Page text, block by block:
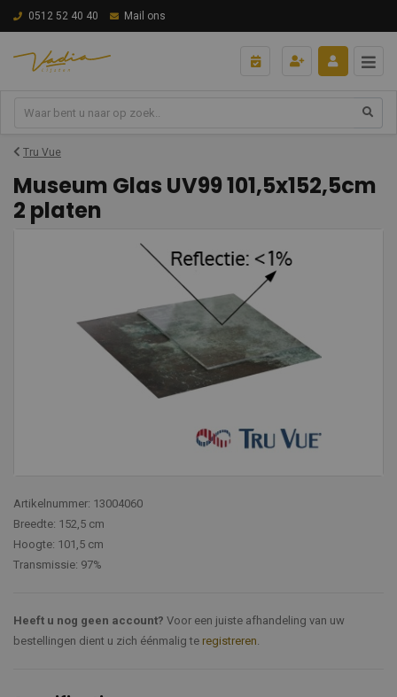
0512 52 40 40 Mail ons
Tru Vue
Museum Glas UV99 101,5x152,5cm
2 platen
Artikelnummer: 13004060
Breedte: 152,5 cm
Hoogte: 101,5 cm
Transmissie: 97%
Heeft u nog geen account? Voor een juiste afhandeling van uw
bestellingen dient u zich éénmalig te registreren.